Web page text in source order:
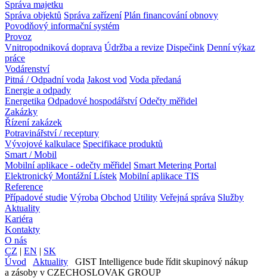
Správa majetku
Správa objektů Správa zařízení Plán financování obnovy
Povodňový informační systém
Provoz
Vnitropodniková doprava Údržba a revize Dispečink Denní výkaz
práce
Vodárenství
Pitná / Odpadní voda Jakost vod Voda předaná
Energie a odpady
Energetika Odpadové hospodářství Odečty měřidel
Zakázky
Řízení zakázek
Potravinářství / receptury
Vývojové kalkulace Specifikace produktů
Smart / Mobil
Mobilní aplikace - odečty měřidel Smart Metering Portal
Elektronický Montážní Lístek Mobilní aplikace TIS
Reference
Případové studie Výroba Obchod Utility Veřejná správa Služby
Aktuality
Kariéra
Kontakty
O nás
CZ | EN | SK
Úvod
Aktuality
GIST Intelligence bude řídit skupinový nákup
a zásoby v CZECHOSLOVAK GROUP